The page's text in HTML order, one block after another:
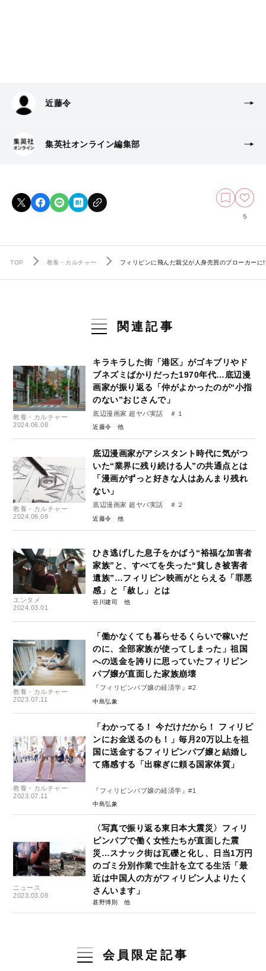
近藤令
集英社オンライン編集部
5
TOP 教養・カルチャー フィリピンに飛んだ親父が人身売買のブローカー
関連記事
教養・カルチャー
2024.06.08
キラキラした街「港区」がゴキブリやド
ブネズミばかりだった1970年代…底辺漫
画家が振り返る「仲がよかったのが“小指
のない”おじさんで」
底辺漫画家 超ヤバ実話 ＃１
近藤令
教養・カルチャー
2024.06.08
底辺漫画家がアシスタント時代に気がつ
いた“業界に残り続ける人”の共通点とは
「漫画がずっと好きな人はあんまり残れ
ない」
底辺漫画家 超ヤバ実話 ＃２
近藤令
エンタメ
2024.03.01
ひき逃げした息子をかばう“裕福な加害者
家族”と、すべてを失った“貧しき被害者
遺族”…フィリピン映画がとらえる「罪悪
感」と「赦し」とは
谷川建司
教養・カルチャー
2023.07.11
「働かなくても暮らせるくらいで稼いだ
のに、全部家族が使ってしまった」祖国
への送金を誇りに思っていたフィリピン
パブ嬢が直面した家族崩壊
『フィリピンパブ嬢の経済学』#2
中島弘象
教養・カルチャー
2023.07.11
「わかってる！ 今だけだから！ フィリピ
ンにお金送るのも！」毎月20万以上を祖
国に送金するフィリピンパブ嬢と結婚し
て痛感する「出稼ぎに頼る国家体質」
『フィリピンパブ嬢の経済学』#1
中島弘象
ニュース
2023.03.08
〈写真で振り返る東日本大震災〉フィリ
ピンパブで働く女性たちが直面した震
災…スナック街は瓦礫と化し、日当1万円
のゴミ分別作業で生計を立てる生活「最
近は中国人の方がフィリピン人よりたく
さんいます」
甚野博則
会員限定記事